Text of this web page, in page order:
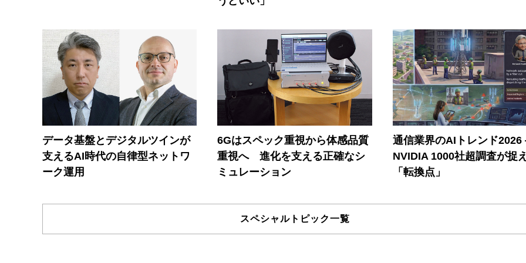
データ基盤とデジタルツインが
支えるAI時代の自律型ネットワ
ーク運用
6Gはスペック重視から体感品質
重視へ 進化を支える正確なシ
ミュレーション
通信業界のAIトレンド
NVIDIA 1000社超調査が捉
「転換点」
スペシャルトピック一覧